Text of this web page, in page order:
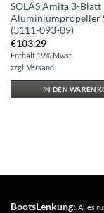
SOLAS Amita 3-Blatt
Aluminiumpropeller
(3111-093-09)
€103.29
Enthält 19% Mwst
zzgl. Versand
IN DEN
BootsLenkung: Alles